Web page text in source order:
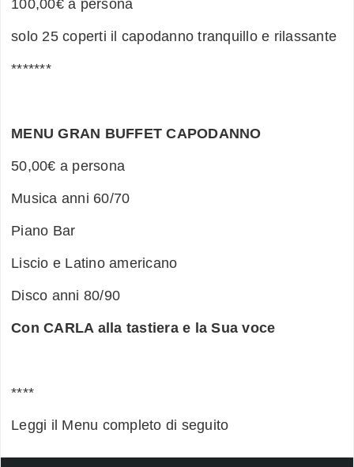
100,00€ a persona
solo 25 coperti il capodanno tranquillo e rilassante
*******
MENU GRAN BUFFET CAPODANNO
50,00€ a persona
Musica anni 60/70
Piano Bar
Liscio e Latino americano
Disco anni 80/90
Con CARLA alla tastiera e la Sua voce
****
Leggi il Menu completo di seguito